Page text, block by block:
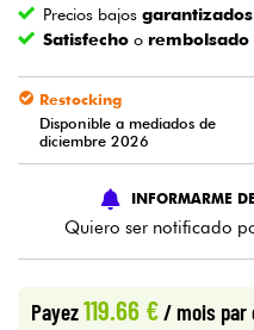
Vientos
Violines y cuarteto
Niños
Cables & Acces.
Precios bajosgarantizados
Satisfecho o rembolsado
Restocking
Disponible a mediados de
diciembre 2026
INFORMARME
Quiero ser notificado
Payez119.66 € / mois par